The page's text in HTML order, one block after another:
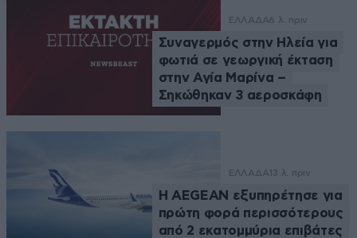
ΕΛΛΑΔΑ6 λ. πριν
Συναγερμός στην Ηλεία για
φωτιά σε γεωργική έκταση
στην Αγία Μαρίνα –
Σηκώθηκαν 3 αεροσκάφη
ΕΛΛΑΔΑ 13 λ. πριν
Η AEGEAN εξυπηρέτησε για
πρώτη φορά περισσότερους
από 2 εκατομμύρια επιβάτες